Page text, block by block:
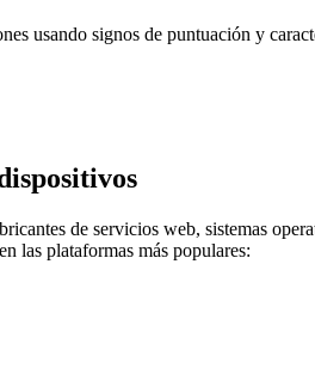
usando signos de puntuación y
de servicios web, sistemas
las plataformas más populares: